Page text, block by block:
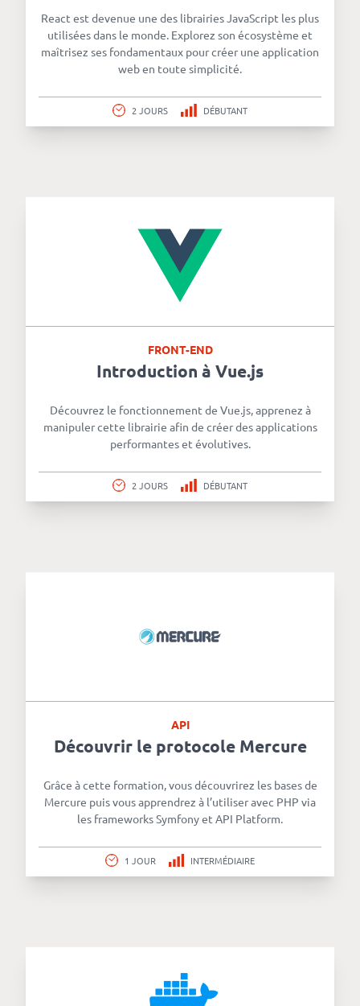
React est devenue une des librairies JavaScript les plus
utilisées dans le monde. Explorez son écosystème et
maîtrisez ses fondamentaux pour créer une application
web en toute simplicité.
2 JOURS DÉBUTANT
FRONT-END
Introduction à Vue.js
Découvrez le fonctionnement de Vue.js, apprenez à
manipuler cette librairie afin de créer des applications
performantes et évolutives.
2 JOURS DÉBUTANT
API
Découvrir le protocole Mercure
Grâce à cette formation, vous découvrirez les bases de
Mercure puis vous apprendrez à l’utiliser avec PHP via
les frameworks Symfony et API Platform.
1 JOUR INTERMÉDIAIRE